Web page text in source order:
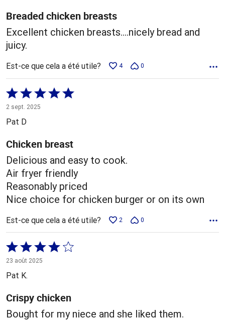
Breaded chicken breasts
Excellent chicken breasts….nicely bread and
juicy.
Est-ce que cela a été utile? 4 0
Coté
5 sur
5
2 sept. 2025
Pat D
Chicken breast
Delicious and easy to cook.
Air fryer friendly
Reasonably priced
Nice choice for chicken burger or on its own
Est-ce que cela a été utile? 2 0
Coté
4 sur
5
23 août 2025
Pat K.
Crispy chicken
Bought for my niece and she liked them.